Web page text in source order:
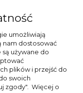
7151
5449
umożliwiają
nam dostosować
używane do
plików i przejść do
swoich
zgody". Więcej o